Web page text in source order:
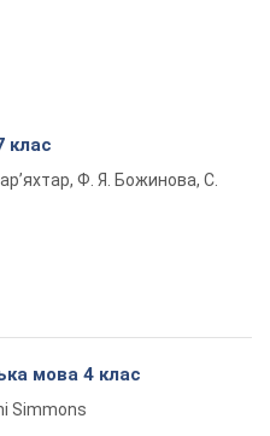
клас
Ф. Я. Божинова, С.
мова 4 клас
Simmons